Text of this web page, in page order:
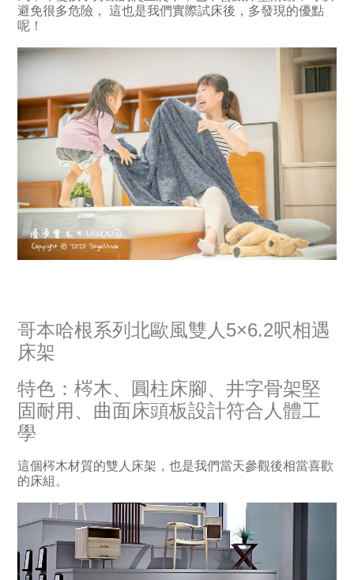
避免很多危險， 這也是我們實際試床後，多發現的優點
呢！
哥本哈根系列北歐風雙人5×6.2呎相遇
床架
特色：梣木、圓柱床腳、井字骨架堅
固耐用、曲面床頭板設計符合人體工
學
這個梣木材質的雙人床架，也是我們當天參觀後相當喜歡
的床組。